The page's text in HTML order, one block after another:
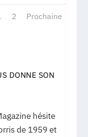
2 Prochaine
DONNE SON
hésite
de 1959 et